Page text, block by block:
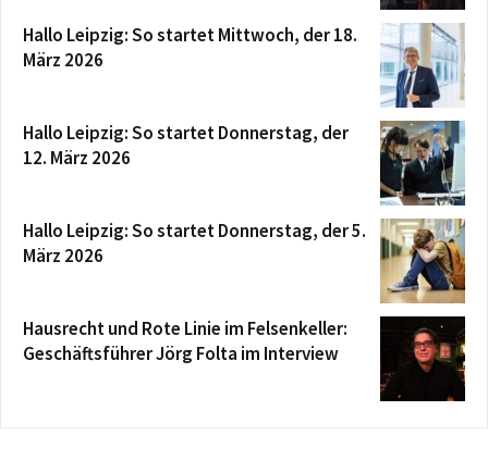
Hallo Leipzig: So startet Mittwoch, der 18.
März 2026
Hallo Leipzig: So startet Donnerstag, der
12. März 2026
Hallo Leipzig: So startet Donnerstag, der 5.
März 2026
Hausrecht und Rote Linie im Felsenkeller:
Geschäftsführer Jörg Folta im Interview